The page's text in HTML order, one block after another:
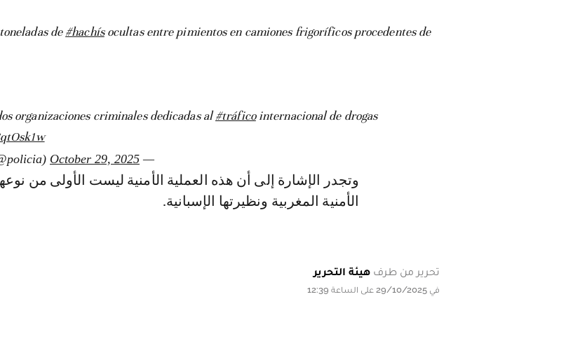
de#hachísocultas entre pimientos en camiones frigoríficos procedentes de
organizaciones criminales dedicadas al#tráficointernacional de drogas
— Policía Nacional (@policia)
October 29, 2025
وتجدر الإشارة إلى أن هذه العملية الأمنية ليست الأولى من
الأمنية المغربية ونظيرتها الإسبانية.
تحرير من طرف هيئة التحرير
في 29/10/2025 على الساعة 12:39